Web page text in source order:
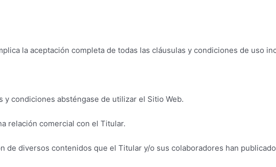
la aceptación completa de todas las cláusulas y condiciones de uso
y condiciones absténgase de utilizar el Sitio Web.
relación comercial con el Titular.
de diversos contenidos que el Titular y/o sus colaboradores han